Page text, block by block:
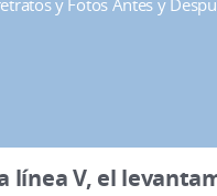
línea V, el